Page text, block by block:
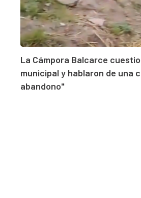
La Cámpora Balcarce
municipal y hablaron de una
abandono"